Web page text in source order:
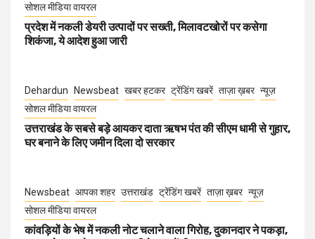
सोशल मीडिया वायरल
प्रदेश में नकली डेयरी उत्पादों पर सख्ती, मिलावटखोरों पर कसेगा
शिकंजा, ये आदेश हुआ जारी
Dehardun Newsbeat खबर हटकर ट्रेंडिंग खबरें ताज़ा ख़बर न्यूज़
सोशल मीडिया वायरल
उत्तराखंड के सबसे बड़े आयकर दाता ऋषभ पंत की सीएम धामी से गुहार,
घर बनाने के लिए जमीन दिला दो सरकार
Newsbeat आपका शहर उत्तराखंड ट्रेंडिंग खबरें ताज़ा ख़बर न्यूज़
सोशल मीडिया वायरल
कांवड़ियों के भेष में नकली नोट चलाने वाला गिरोह, दुकानदार ने पकड़ा,